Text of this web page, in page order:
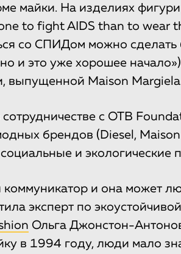
майки. На изделиях
to fight AIDS than to wear
со СПИДом можно сделать
но и это уже хорошее
выпущенной Maison
с OTB
брендов (Diesel,
и экологические
и она может
эксперт по
Ольга Джонстон-
в 1994 году, люди мало